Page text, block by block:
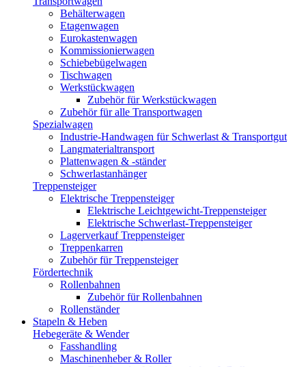
Behälterwagen
Etagenwagen
Eurokastenwagen
Kommissionierwagen
Schiebebügelwagen
Tischwagen
Werkstückwagen
Zubehör für Werkstückwagen
Zubehör für alle Transportwagen
Spezialwagen
Industrie-Handwagen für Schwerlast & Transportgut
Langmaterialtransport
Plattenwagen & -ständer
Schwerlastanhänger
Treppensteiger
Elektrische Treppensteiger
Elektrische Leichtgewicht-Treppensteiger
Elektrische Schwerlast-Treppensteiger
Lagerverkauf Treppensteiger
Treppenkarren
Zubehör für Treppensteiger
Fördertechnik
Rollenbahnen
Zubehör für Rollenbahnen
Rollenständer
Stapeln & Heben
Hebegeräte & Wender
Fasshandling
Maschinenheber & Roller